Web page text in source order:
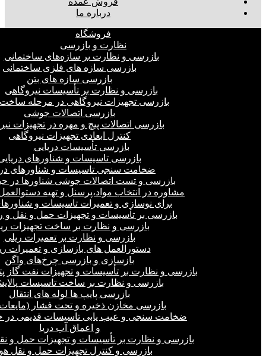
درباره ما
فروشگاه
نظارت و بازرسی
بازرسی و نظارت بر سازه‌های ساختمانی
بازرسی سازه های فلزی ساختمانی
بازرسی سازه های بتن
بازرسی و نظارت بر تأسیسات نیروگاهی
بازرسی تجهیزات نیروگاهی در مرحله
بازرسی اتصالات جوشی
بازرسی اتصالات پیچ و مهره در تجهیزات
کنترل ابعادی تجهیزات نیروگاهی
بازرسی تأسیسات دریایی
بازرسی تاسیسات و شناورهای
ضخامت سنجی تاسیسات و شناورهای
بازرسی و تست اتصالات جوشی شناورها در
مشاوره در انتخاب مواد،پرسنل و تهیه
برای نوسازی و تعمیرات تاسیسات و
بازرسی بر تأسیسات و تجهیزات حمل و نقل و
بازرسی و نظارت بر ساخت تجهیزات
بازرسی و نظارت بر تعمیرات ریلی
دستورالعمل های بازسازی و تعمیرات
بازسازی و بازرسی چرخ‌های واگن
بازرسی و نظارت بر تأسیسات و تجهیزات نفت گاز
بازرسی و نظارت بر ساخت تاسیسات
بازرسی پایپ ها لوله های انتقال
بازرسی مخازن ذخیره و تحت فشار
ضخامت سنجی و عیب یابی تاسیسات قدیمی در
و اعماق آب دریا
بازرسی و نظارت بر تأسیسات و تجهیزات حمل و
بازرسی و کنترل تجهیزات حمل و نقل